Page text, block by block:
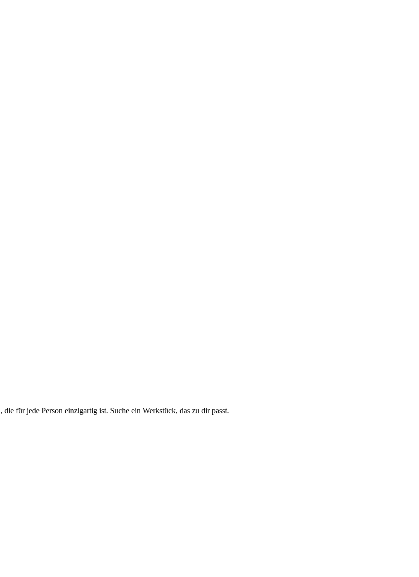
für jede Person einzigartig ist. Suche ein Werkstück, das zu dir passt.